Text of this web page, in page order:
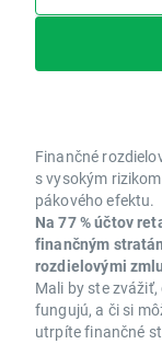
Finančné
s vysokým
pákového efektu.
Na 77 % účtov
finančným
rozdielovými
Mali by ste
fungujú, a či si
utrpíte finančné